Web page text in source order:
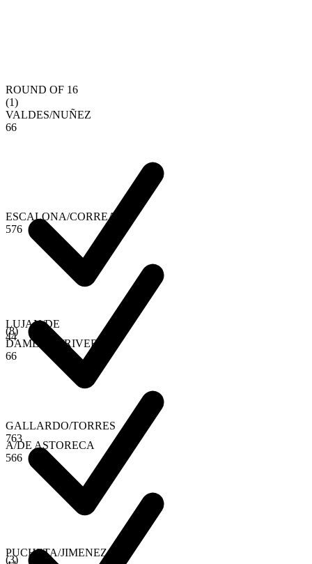
ROUND OF 16
(1)
VALDES/NUÑEZ
66
LUJAN/DE
44
ESCALONA/CORREA
576
GALLARDO/TORRES
763
(8)
DAMETTO /RIVERO
66
PUCHETA/JIMENEZ
A/DE ASTORECA
566
(3)